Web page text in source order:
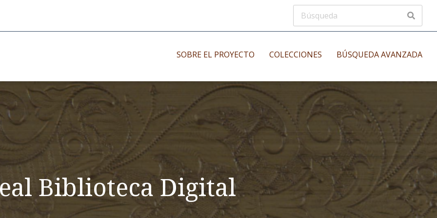
SOBRE EL PROYECTO COLECCIONES
Impresos antiguos
Impresos modernos
Impresos menores
Manuscritos musicales
Incunables
BÚSQUEDA AVANZADA
Biblioteca Digital